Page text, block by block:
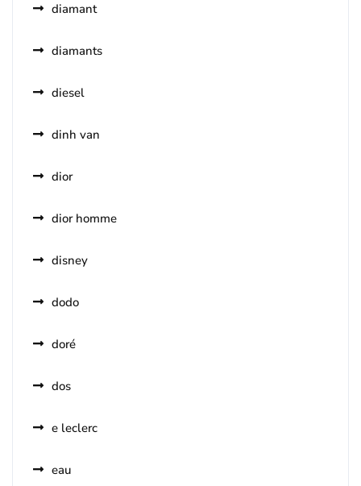
diamant
diamants
diesel
dinh van
dior
dior homme
disney
dodo
doré
dos
e leclerc
eau